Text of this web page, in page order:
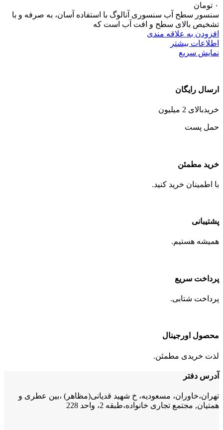
۰ تومان
سنسور سطح آب سنسوری آنالوگ با استفاده آسان، به صرفه و با
تشخیص بالای سطح و افت آب است که
افزودن به علاقه مندی
اطلاعات بیشتر
نمایش سریع
ارسال رایگان
خریدبالای 2 میلیون
حمل پست
خرید مطمئن
با اطمینان خرید کنید.
پشتیبانی
همیشه هستیم.
پرداخت سریع
پرداخت شتابی.
محصول اورجینال
لذت خریدی مطمئن.
آدرس دفتر
تهران،خاوران، مسعودیه، خ شهید قدیانی(مظاهر) ،بین عطری و
همتیان, مجتمع تجاری خانواده،طبقه 2، واحد 228